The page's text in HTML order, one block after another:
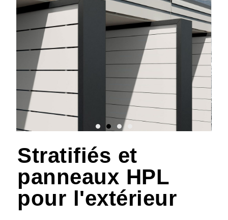
Stratifiés et
panneaux HPL
pour l'extérieur